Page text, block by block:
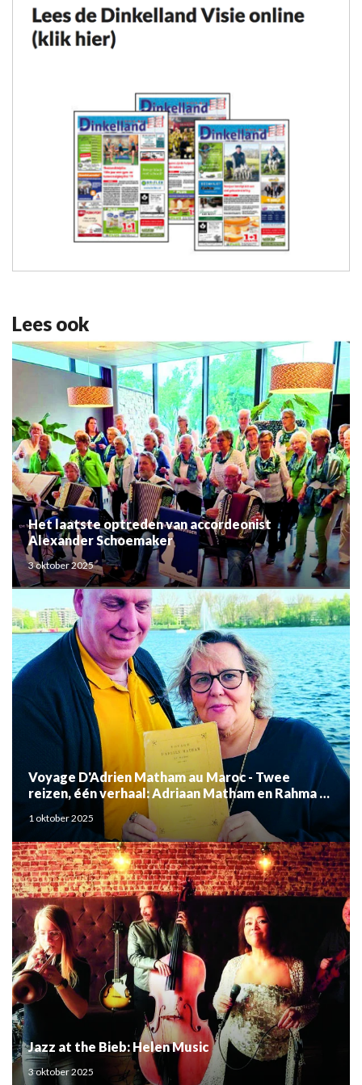
Lees ook
Het laatste optreden van accordeonist
Alexander Schoemaker
3 oktober 2025
Voyage D'Adrien Matham au Maroc - Twee
reizen, één verhaal: Adriaan Matham en Rahma el
Mouden
1 oktober 2025
Jazz at the Bieb: Helen Music
3 oktober 2025